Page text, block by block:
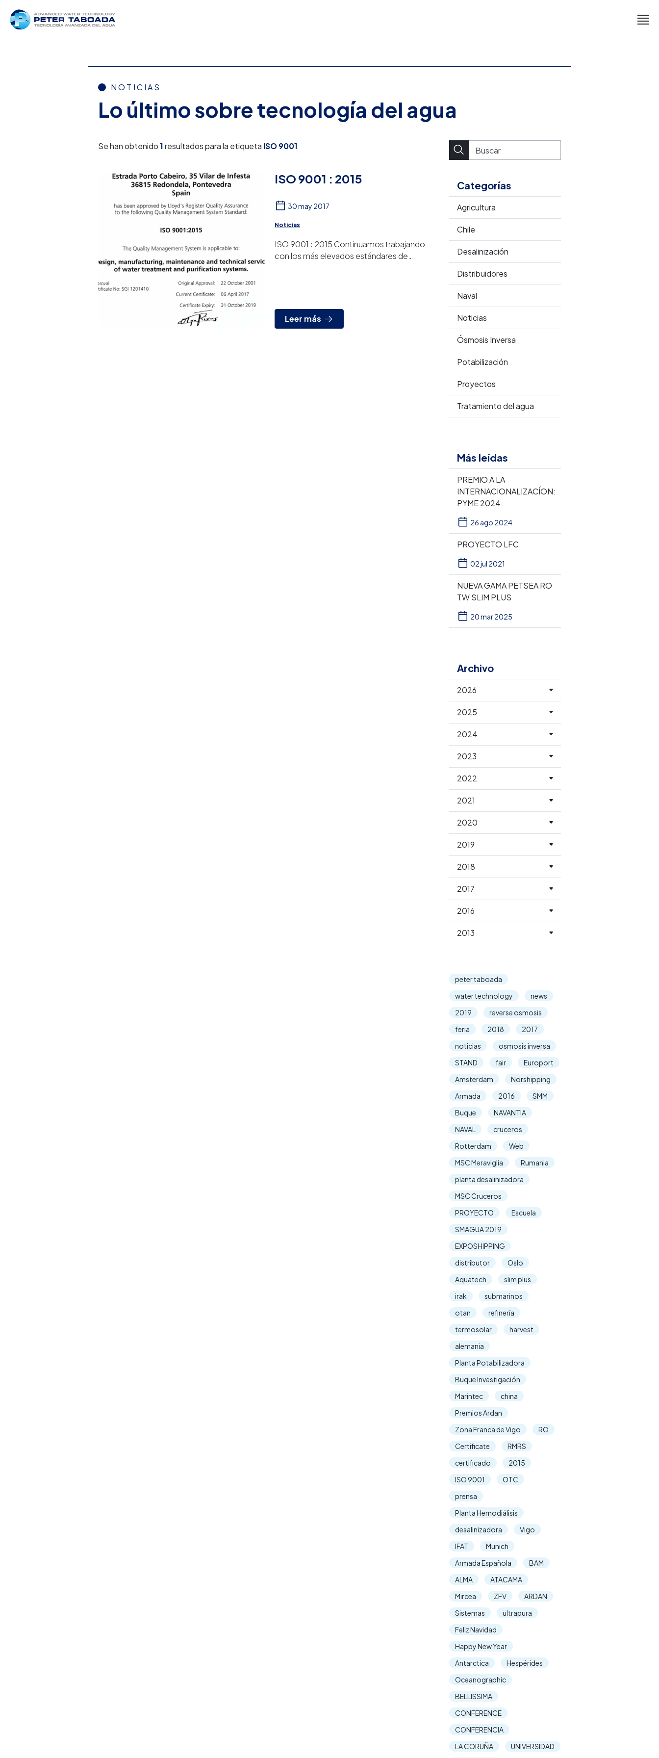
NOTICIAS
Lo último sobre tecnología del agua
Categorías
Agricultura
Chile
Desalinización
Distribuidores
Naval
Noticias
Ósmosis Inversa
Potabilización
Proyectos
Tratamiento del agua
Más leídas
PREMIO A LA
INTERNACIONALIZACÍON:
PYME 2024
26 ago 2024
PROYECTO LFC
02 jul 2021
NUEVA GAMA PETSEA RO
TW SLIM PLUS
20 mar 2025
Archivo
2026
2025
2024
2023
2022
2021
2020
2019
2018
2017
2016
2013
peter taboada
water technology
news
2019
reverse osmosis
feria
2018
2017
noticias
osmosis inversa
STAND
fair
Europort
Amsterdam
Norshipping
Armada
2016
SMM
Buque
NAVANTIA
NAVAL
cruceros
Rotterdam
Web
MSC Meraviglia
Rumania
planta desalinizadora
MSC Cruceros
PROYECTO
Escuela
SMAGUA 2019
EXPOSHIPPING
distributor
Oslo
Aquatech
slim plus
irak
submarinos
otan
refinería
termosolar
harvest
alemania
Planta Potabilizadora
Buque Investigación
Marintec
china
Premios Ardan
Zona Franca de Vigo
RO
Certificate
RMRS
certificado
2015
ISO 9001
OTC
prensa
Planta Hemodiálisis
desalinizadora
Vigo
IFAT
Munich
Armada Española
BAM
ALMA
ATACAMA
Mircea
ZFV
ARDAN
Sistemas
ultrapura
Feliz Navidad
Happy New Year
Antarctica
Hespérides
Oceanographic
BELLISSIMA
CONFERENCE
CONFERENCIA
LA CORUÑA
UNIVERSIDAD
Se han obtenido1resultados para la etiqueta ISO 9001
ISO 9001 : 2015
30 may 2017
Noticias
ISO 9001 : 2015 Continuamos trabajando
con los más elevados estándares de
Leer más